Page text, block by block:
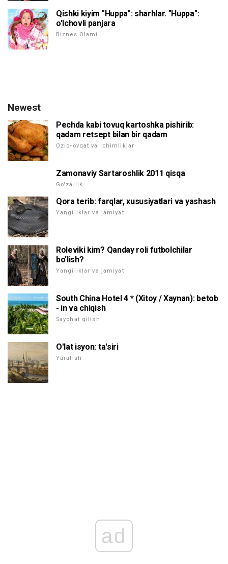
Qishki kiyim "Huppa": sharhlar. "Huppa":
o'lchovli panjara
Biznes Olami
Newest
Pechda kabi tovuq kartoshka pishirib:
qadam retsept bilan bir qadam
Oziq-ovqat va ichimliklar
Zamonaviy Sartaroshlik 2011 qisqa
Go'zallik
Qora terib: farqlar, xususiyatlari va yashash
Yangiliklar va jamiyat
Roleviki kim? Qanday roli futbolchilar
bo'lish?
Yangiliklar va jamiyat
South China Hotel 4 * (Xitoy / Xaynan): betob
- in va chiqish
Sayohat qilish
O'lat isyon: ta'siri
Yaratish
ad